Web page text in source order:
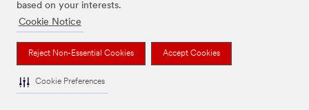
based on your interests.
Cookie Notice
Reject Non-Essential Cookies Accept Cookies
Cookie Preferences